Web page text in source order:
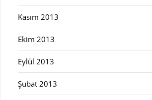
Kasım 2013
Ekim 2013
Eylül 2013
Şubat 2013